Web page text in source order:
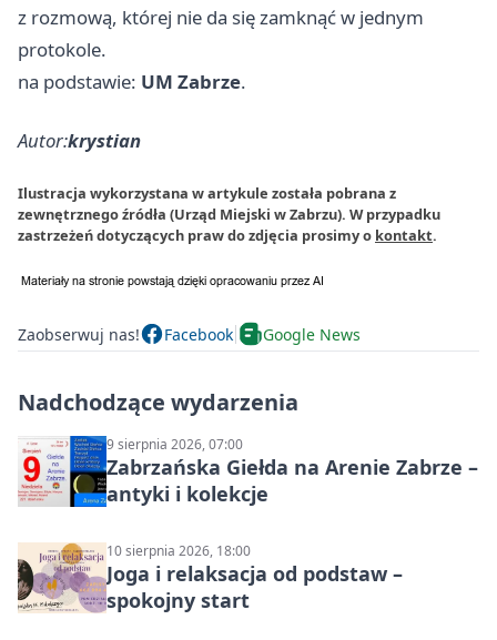
z rozmową, której nie da się zamknąć w jednym
protokole.
na podstawie: UM Zabrze.
Autor:krystian
Ilustracja wykorzystana w artykule została pobrana z
zewnętrznego źródła (Urząd Miejski w Zabrzu). W przypadku
zastrzeżeń dotyczących praw do zdjęcia prosimy o kontakt.
Zaobserwuj nas! Facebook Google News
Nadchodzące wydarzenia
9 sierpnia 2026, 07:00
Zabrzańska Giełda na Arenie Zabrze –
antyki i kolekcje
10 sierpnia 2026, 18:00
Joga i relaksacja od podstaw –
spokojny start